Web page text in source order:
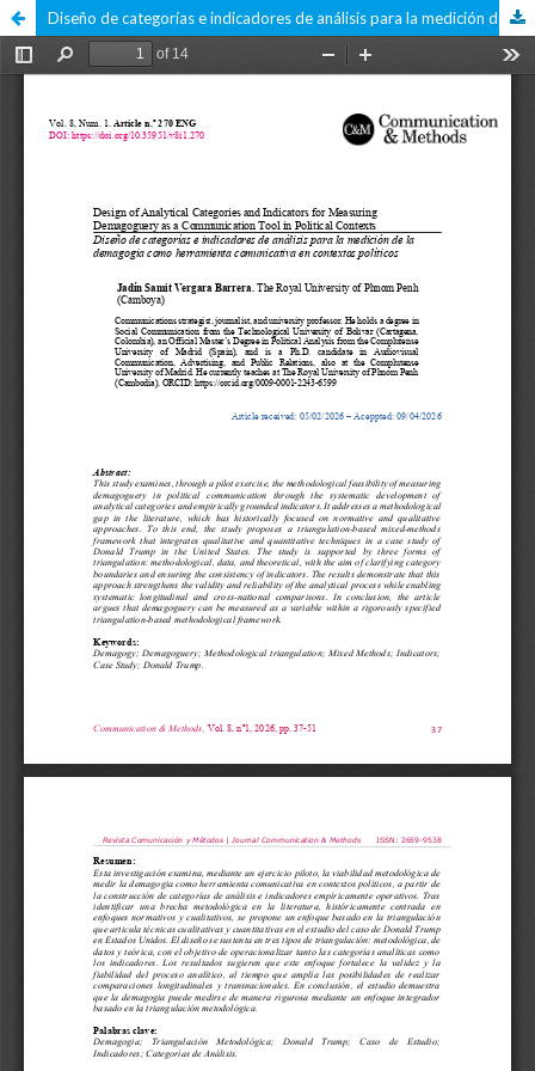
Diseño de categorías e indicadores de análisis para la medición de la demagogia como herramienta comunicativa en contextos políticos